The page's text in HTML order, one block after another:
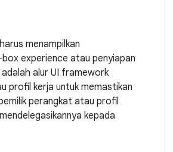
menampilkan
experience atau penyiapan
alur UI framework
profil kerja untuk memastikan
perangkat atau profil
kepada